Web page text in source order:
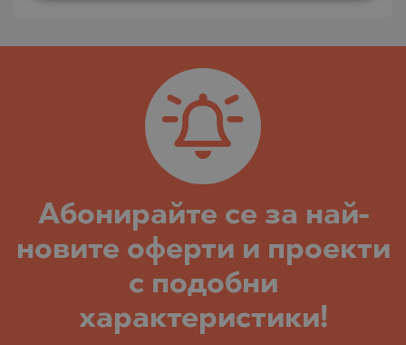
Абoнирайте се за най-
новите оферти и проекти
с подобни
характеристики!